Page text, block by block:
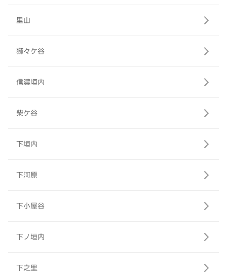
里山
獅々ケ谷
信濃垣内
柴ケ谷
下垣内
下河原
下小屋谷
下ノ垣内
下之里